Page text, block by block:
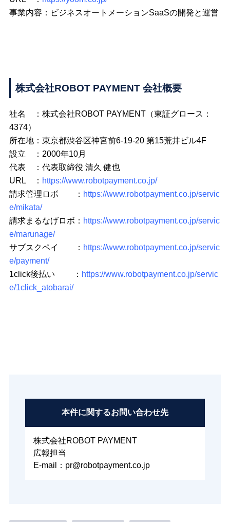
事業内容：ビジネスオートメーションSaaSの開発と運営
株式会社ROBOT PAYMENT 会社概要
社名 ：株式会社ROBOT PAYMENT（東証グロース：
4374）
所在地：東京都渋谷区神宮前6-19-20 第15荒井ビル4F
設立 ：2000年10月
代表 ：代表取締役 清久 健也
URL ： https://www.robotpayment.co.jp/
請求管理ロボ ： https://www.robotpayment.co.jp/servic
e/mikata/
請求まるなげロボ： https://www.robotpayment.co.jp/servic
e/marunage/
サブスクペイ ： https://www.robotpayment.co.jp/servic
e/payment/
1click後払い ： https://www.robotpayment.co.jp/servic
e/1click_atobarai/
本件に関するお問い合わせ先
株式会社ROBOT PAYMENT
広報担当
E-mail：pr@robotpayment.co.jp